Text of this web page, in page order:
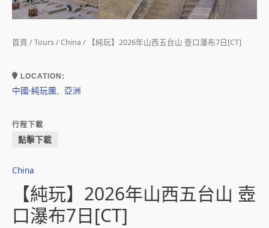
首頁 /Tours/China / 【純玩】2026年山西五台山 壺口瀑布7日[CT]
LOCATION:
中國-純玩團, 亞洲
行程下載
點擊下載
China
【純玩】2026年山西五台山 壺
口瀑布7日[CT]